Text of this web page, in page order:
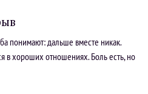
понимают: дальше вместе никак.
в хороших отношениях. Боль есть, но